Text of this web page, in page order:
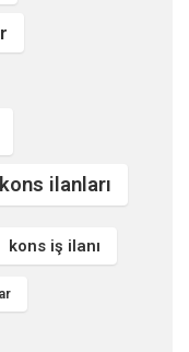
kons ilanları
kons iş ilanı